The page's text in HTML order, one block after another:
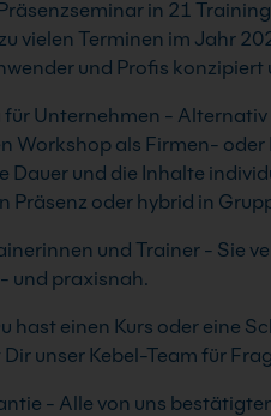
in 21
vielen Terminen im Jahr
und Profis konzipiert
Unternehmen -
Workshop als Firmen-
Dauer und die Inhalte
Präsenz oder hybrid in
und Trainer - Sie
und praxisnah.
hast einen Kurs oder eine
unser Kebel-Team für
- Alle von uns